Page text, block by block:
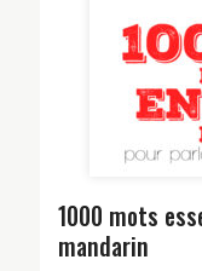
1000 mots
mandarin